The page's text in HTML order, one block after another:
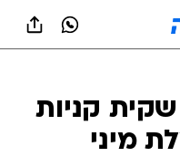
קניות
מיני